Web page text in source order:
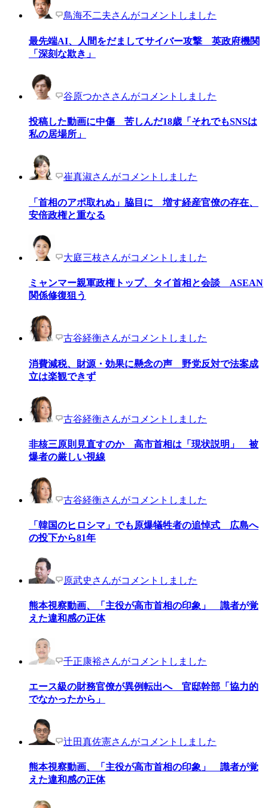
鳥海不二夫さんがコメントしました
最先端AI、人間をだましてサイバー攻撃 英政府機関
「深刻な欺き」
谷原つかささんがコメントしました
投稿した動画に中傷 苦しんだ18歳「それでもSNSは
私の居場所」
崔真淑さんがコメントしました
「首相のアポ取れぬ」脇目に 増す経産官僚の存在、
安倍政権と重なる
大庭三枝さんがコメントしました
ミャンマー親軍政権トップ、タイ首相と会談 ASEAN
関係修復狙う
古谷経衡さんがコメントしました
消費減税、財源・効果に懸念の声 野党反対で法案成
立は楽観できず
古谷経衡さんがコメントしました
非核三原則見直すのか 高市首相は「現状説明」 被
爆者の厳しい視線
古谷経衡さんがコメントしました
「韓国のヒロシマ」でも原爆犠牲者の追悼式 広島へ
の投下から81年
原武史さんがコメントしました
熊本視察動画、「主役が高市首相の印象」 識者が覚
えた違和感の正体
千正康裕さんがコメントしました
エース級の財務官僚が異例転出へ 官邸幹部「協力的
でなかったから」
辻田真佐憲さんがコメントしました
熊本視察動画、「主役が高市首相の印象」 識者が覚
えた違和感の正体